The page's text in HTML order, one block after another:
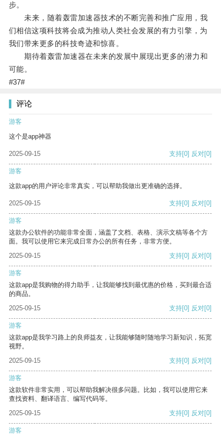
步。
未来，随着轰雷加速器技术的不断完善和推广应用，我
们相信这项科技将会成为推动人类社会发展的有力引擎，为
我们带来更多的科技奇迹和惊喜。
期待着轰雷加速器在未来的发展中展现出更多的潜力和
可能。
#37#
评论
游客
这个是app神器
2025-09-15 支持[0] 反对[0]
游客
这款app的用户评论非常真实，可以帮助我做出更准确的选择。
2025-09-15 支持[0] 反对[0]
游客
这款办公软件的功能非常全面，涵盖了文档、表格、演示文稿等各个方
面。我可以使用它来完成日常办公的所有任务，非常方便。
2025-09-15
支持[0] 反对[0]
游客
这款app是我购物的得力助手，让我能够找到最优惠的价格，买到最合适
的商品。
2025-09-15
支持[0] 反对[0]
游客
这款app是我学习路上的良师益友，让我能够随时随地学习新知识，拓宽
视野。
2025-09-15
支持[0] 反对[0]
游客
这款软件非常实用，可以帮助我解决很多问题。比如，我可以使用它来
查找资料、翻译语言、编写代码等。
2025-09-15
支持[0] 反对[0]
游客